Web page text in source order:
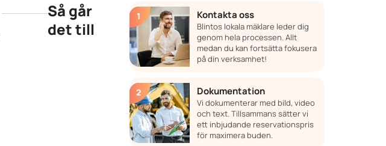
Så går
det till
Kontakta oss
Blintos lokala mäklare leder dig
genom hela processen. Allt
medan du kan fortsätta fokusera
på din verksamhet!
Dokumentation
Vi dokumenterar med bild, video
och text. Tillsammans sätter vi
ett inbjudande reservationspris
för maximera buden.